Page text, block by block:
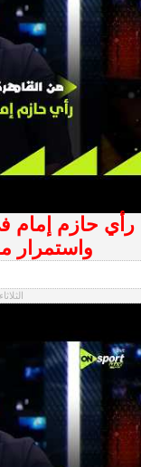
رأي حازم إمام
واستمرار
الثلاثاء 04 أغسطس 2026